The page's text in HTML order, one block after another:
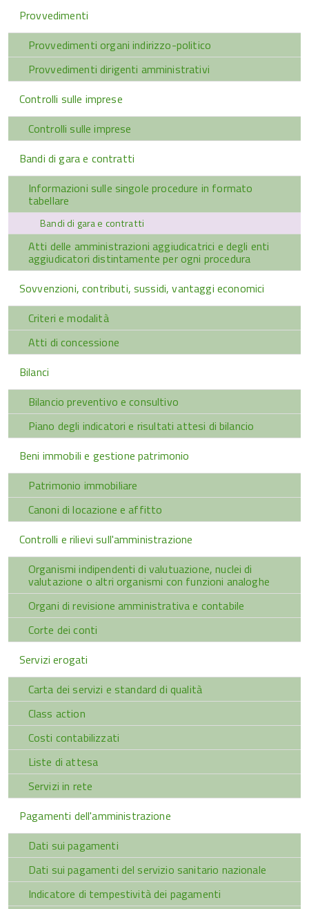
Provvedimenti
Provvedimenti organi indirizzo-politico
Provvedimenti dirigenti amministrativi
Controlli sulle imprese
Controlli sulle imprese
Bandi di gara e contratti
Informazioni sulle singole procedure in formato
tabellare
Bandi di gara e contratti
Atti delle amministrazioni aggiudicatrici e degli enti
aggiudicatori distintamente per ogni procedura
Sovvenzioni, contributi, sussidi, vantaggi economici
Criteri e modalità
Atti di concessione
Bilanci
Bilancio preventivo e consultivo
Piano degli indicatori e risultati attesi di bilancio
Beni immobili e gestione patrimonio
Patrimonio immobiliare
Canoni di locazione e affitto
Controlli e rilievi sull'amministrazione
Organismi indipendenti di valutuazione, nuclei di
valutazione o altri organismi con funzioni analoghe
Organi di revisione amministrativa e contabile
Corte dei conti
Servizi erogati
Carta dei servizi e standard di qualità
Class action
Costi contabilizzati
Liste di attesa
Servizi in rete
Pagamenti dell'amministrazione
Dati sui pagamenti
Dati sui pagamenti del servizio sanitario nazionale
Indicatore di tempestività dei pagamenti